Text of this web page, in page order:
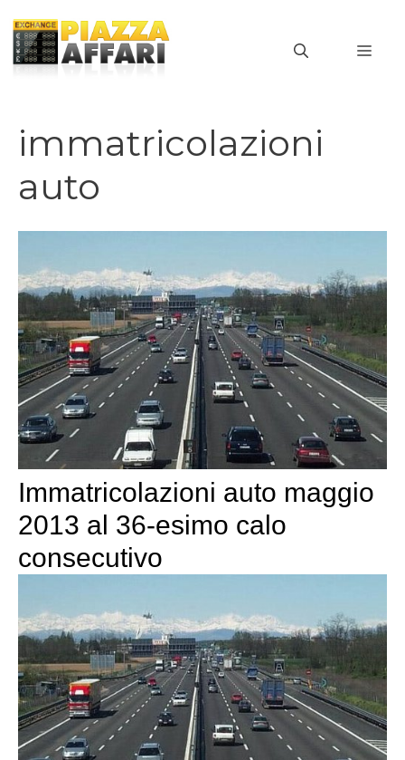
contenuto
immatricolazioni
auto
Immatricolazioni auto maggio
2013 al 36-esimo calo
consecutivo